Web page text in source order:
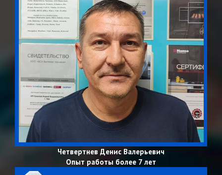
Четвертнев Денис Валерьевич
Опыт работы более 7 лет